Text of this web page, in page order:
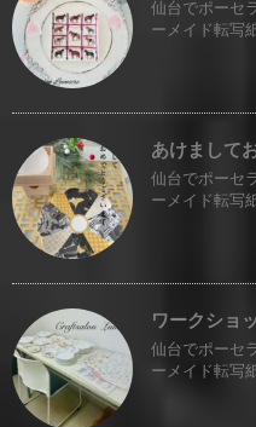
仙台でポーセ
ーメイド転写
あけまして
仙台でポーセ
ーメイド転写
ワークショ
仙台でポーセ
ーメイド転写